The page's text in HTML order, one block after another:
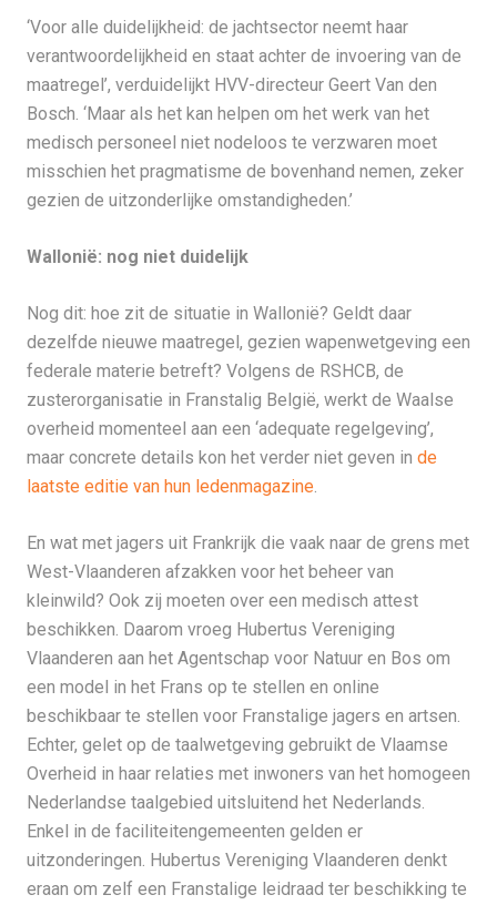
‘Voor alle duidelijkheid: de jachtsector neemt haar
verantwoordelijkheid en staat achter de invoering van de
maatregel’, verduidelijkt HVV-directeur Geert Van den
Bosch. ‘Maar als het kan helpen om het werk van het
medisch personeel niet nodeloos te verzwaren moet
misschien het pragmatisme de bovenhand nemen, zeker
gezien de uitzonderlijke omstandigheden.’
Wallonië: nog niet duidelijk
Nog dit: hoe zit de situatie in Wallonië? Geldt daar
dezelfde nieuwe maatregel, gezien wapenwetgeving een
federale materie betreft? Volgens de RSHCB, de
zusterorganisatie in Franstalig België, werkt de Waalse
overheid momenteel aan een ‘adequate regelgeving’,
maar concrete details kon het verder niet geven in de
laatste editie van hun ledenmagazine.
En wat met jagers uit Frankrijk die vaak naar de grens met
West-Vlaanderen afzakken voor het beheer van
kleinwild? Ook zij moeten over een medisch attest
beschikken. Daarom vroeg Hubertus Vereniging
Vlaanderen aan het Agentschap voor Natuur en Bos om
een model in het Frans op te stellen en online
beschikbaar te stellen voor Franstalige jagers en artsen.
Echter, gelet op de taalwetgeving gebruikt de Vlaamse
Overheid in haar relaties met inwoners van het homogeen
Nederlandse taalgebied uitsluitend het Nederlands.
Enkel in de faciliteitengemeenten gelden er
uitzonderingen. Hubertus Vereniging Vlaanderen denkt
eraan om zelf een Franstalige leidraad ter beschikking te